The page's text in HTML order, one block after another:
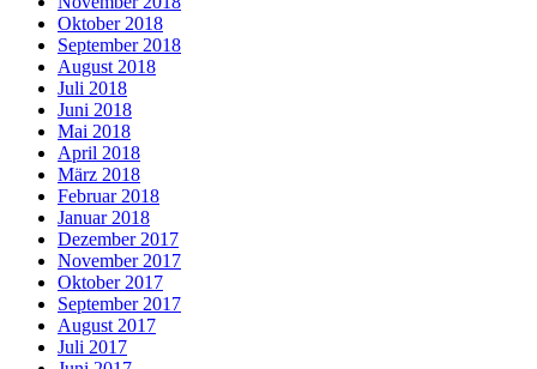
Oktober 2018
September 2018
August 2018
Juli 2018
Juni 2018
Mai 2018
April 2018
März 2018
Februar 2018
Januar 2018
Dezember 2017
November 2017
Oktober 2017
September 2017
August 2017
Juli 2017